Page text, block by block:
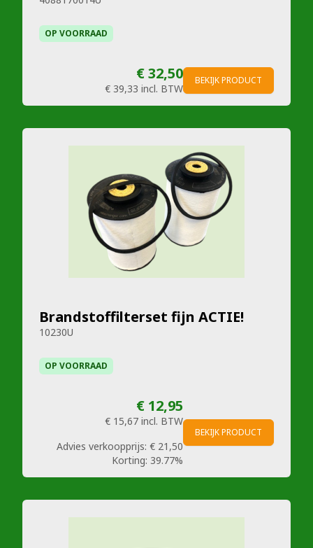
OP VOORRAAD
€ 32,50
€ 39,33 incl. BTW
BEKIJK PRODUCT
Brandstoffilterset fijn ACTIE!
10230U
OP VOORRAAD
€ 12,95
€ 15,67 incl. BTW
Advies verkoopprijs: € 21,50
Korting: 39.77%
BEKIJK PRODUCT